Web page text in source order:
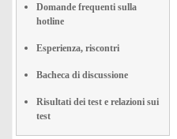
Domande frequenti sulla
hotline
Esperienza, riscontri
Bacheca di discussione
Risultati dei test e relazioni sui
test